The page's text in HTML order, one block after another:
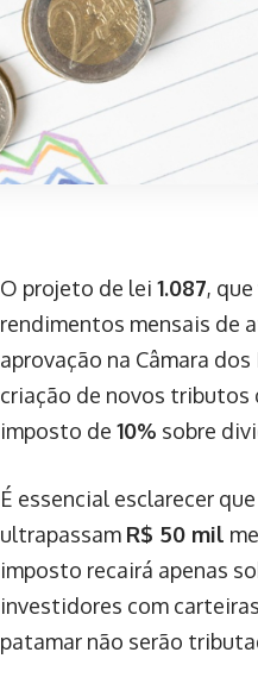
O projeto de lei 1.087,
rendimentos mensais de
aprovação na Câmara
criação de novos tributos
imposto de 10% sobre
É essencial esclarecer
ultrapassam R$ 50 mil
imposto recairá apenas
investidores com
patamar não serão